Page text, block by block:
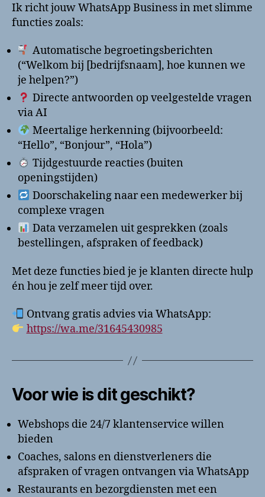
Ik richt jouw WhatsApp Business in met slimme
functies zoals:
Automatische begroetingsberichten
(“Welkom bij [bedrijfsnaam], hoe kunnen we
je helpen?”)
Directe antwoorden op veelgestelde vragen
via AI
Meertalige herkenning (bijvoorbeeld:
“Hello”, “Bonjour”, “Hola”)
Tijdgestuurde reacties (buiten
openingstijden)
Doorschakeling naar een medewerker bij
complexe vragen
Data verzamelen uit gesprekken (zoals
bestellingen, afspraken of feedback)
Met deze functies bied je je klanten directe hulp
én hou je zelf meer tijd over.
Ontvang gratis advies via WhatsApp:
https://wa.me/31645430985
Voor wie is dit geschikt?
Webshops die 24/7 klantenservice willen
bieden
Coaches, salons en dienstverleners die
afspraken of vragen ontvangen via WhatsApp
Restaurants en bezorgdiensten met een